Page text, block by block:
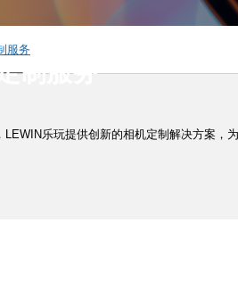
制服务
服务
乐玩提供创新的相机定制解决方案